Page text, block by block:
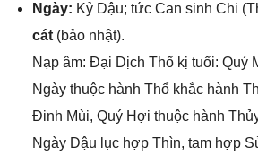
Ngày: Kỷ Dậu; tức Can ѕinh Chi
cát(bảo nhật).
Nạp âm: Đại Dịch Thổ kị tuổi: Quý
Ngày thuộc hành Thổ khắc hành
Đinh Mùi, Quý Hợi thuộc hành
Ngày Dậu lục hợp Thìn, tam hợp